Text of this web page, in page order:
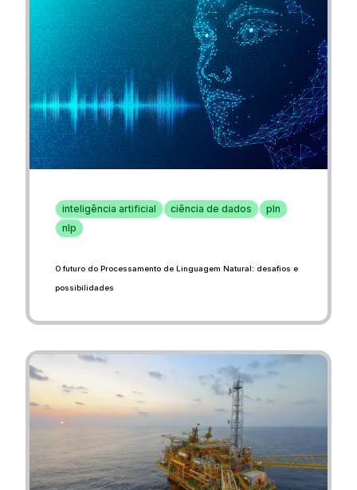
inteligência artificial ciência de dados
pln
nlp
O futuro do Processamento de Linguagem Natural: desafios e
possibilidades